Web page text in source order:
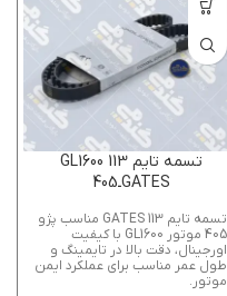
تسمه تايم 113 GL1600
GATESـ405
تسمه تایم 113 GATES مناسب پژو
405 موتور GL1600 با کیفیت
اورجینال، دقت بالا در تایمینگ و
طول عمر مناسب برای عملکرد ایمن
موتور.